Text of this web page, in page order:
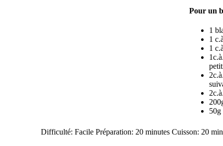
Pour un
1
1
1
50g
Difficulté: Facile Préparation: 20 minutes Cuisson: 20